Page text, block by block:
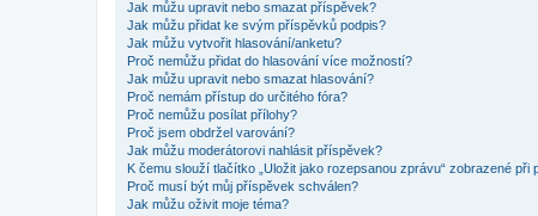
Jak můžu upravit nebo smazat příspěvek?
Jak můžu přidat ke svým příspěvků podpis?
Jak můžu vytvořit hlasování/anketu?
Proč nemůžu přidat do hlasování více možností?
Jak můžu upravit nebo smazat hlasování?
Proč nemám přístup do určitého fóra?
Proč nemůžu posílat přílohy?
Proč jsem obdržel varování?
Jak můžu moderátorovi nahlásit příspěvek?
K čemu slouží tlačítko „Uložit jako rozepsanou zprávu“ zobrazené při
Proč musí být můj příspěvek schválen?
Jak můžu oživit moje téma?